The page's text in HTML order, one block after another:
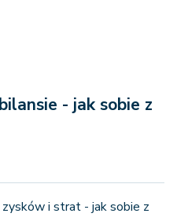
- jak sobie z
zysków i strat - jak sobie z